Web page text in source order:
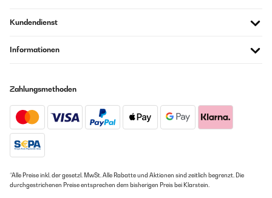
Kundendienst
Informationen
Zahlungsmethoden
*Alle Preise inkl. der gesetzl. MwSt. Alle Rabatte und Aktionen sind zeitlich begrenzt. Die
durchgestrichenen Preise entsprechen dem bisherigen Preis bei Klarstein.